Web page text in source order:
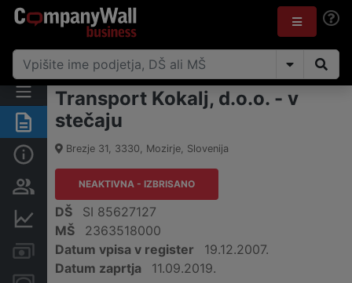
Povzetek
Osnovni podatki
Odgovorne osebe in lastništvo
Finančni podatki
Računi in blokade
Transport Kokalj, d.o.o. - v
stečaju
Brezje 31, 3330, Mozirje, Slovenija
NEAKTIVNA - IZBRISANO
DŠ
SI 85627127
MŠ
2363518000
Datum vpisa v register
19.12.2007.
Datum zaprtja
11.09.2019.